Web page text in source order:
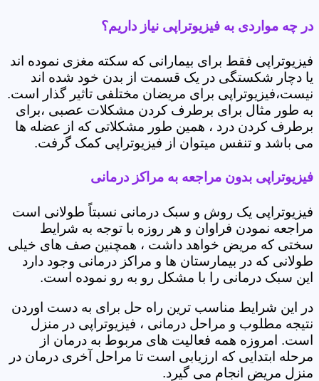
در چه مواردی به فیزیوتراپی نیاز داریم؟
فیزیوتراپی فقط برای بیمارانی که سکته مغزی نموده اند
یا دچار شکستگی در یک قسمت از بدن خود شده اند
نیست،فیزیوتراپی برای مریضان مختلفی تاثیر گذار است.
به طور مثال برای برطرف کردن مشکلات عصبی ،برای
برطرف کردن درد ، همین طور مشکلاتی که از عضله ها
می باشد و تنفس میتوان از فیزیوتراپی کمک گرفت.
فیزیوتراپی بدون مراجعه به مراکز درمانی
فیزیوتراپی یک روش و سبک درمانی نسبتاً طولانی است
مراجعه نمودن فراوان و هر روزه با توجه به شرایط
سختی که مریض خواهد داشت ، همچنین صف های خیلی
طولانی که در بیمارستان ها و مراکز درمانی وجود دارد
این سبک درمانی را با مشکل رو به رو نموده است.
در این شرایط مناسب ترین راه حل برای به دست اوردن
نتیجه مطلوب و مراحل درمانی ، فیزیوتراپی در منزل
است. امروزه همه فعالیت های مربوط به درمان از
مرحله ابتدایی که ارزیابی است تا مراحل آخری درمان در
منزل مریض انجام می گیرد.